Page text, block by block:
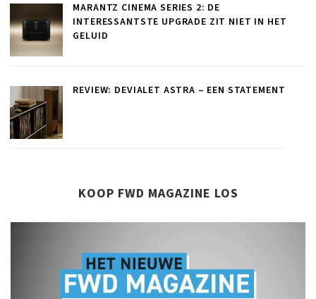
MARANTZ CINEMA SERIES 2: DE
INTERESSANTSTE UPGRADE ZIT NIET IN HET
GELUID
REVIEW: DEVIALET ASTRA – EEN STATEMENT
KOOP FWD MAGAZINE LOS